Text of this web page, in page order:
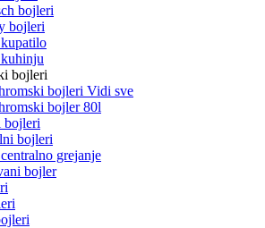
bojleri
bojleri
bojleri
bojleri Vidi sve
bojler 80l
bojleri
bojleri
grejanje
bojler